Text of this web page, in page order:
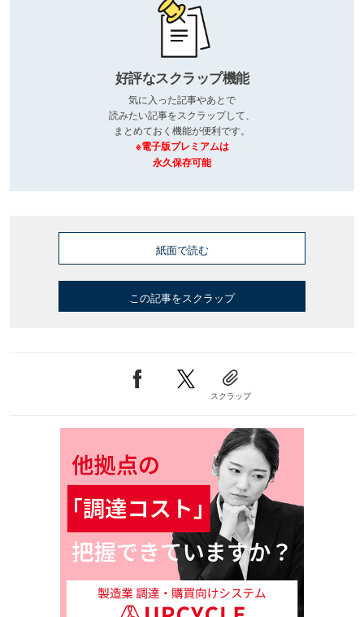
好評なスクラップ機能
気に入った記事やあとで
読みたい記事をスクラップして、
まとめておく機能が便利です。
※電子版プレミアムは
永久保存可能
紙面で読む
この記事をスクラップ
スクラップ